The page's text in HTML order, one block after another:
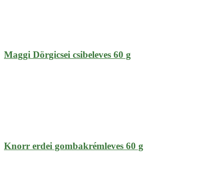
Maggi Dörgicsei csibeleves 60 g
Knorr erdei gombakrémleves 60 g